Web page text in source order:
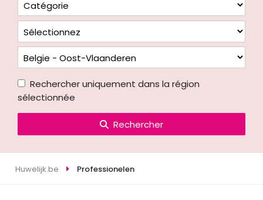
Rechercher uniquement dans la région
sélectionnée
Rechercher
Huwelijk.be Professionelen